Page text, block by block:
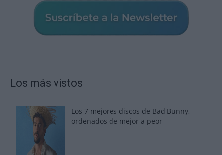
Los más vistos
Los 7 mejores discos de Bad Bunny,
ordenados de mejor a peor